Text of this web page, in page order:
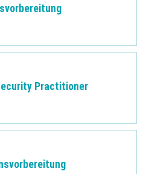
Practitioner